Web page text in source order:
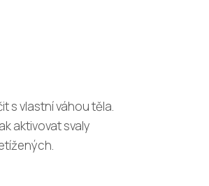
s vlastní váhou těla.
aktivovat svaly